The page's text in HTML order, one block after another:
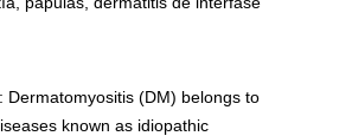
Dermatomyositis (DM) belongs to
known as idiopathic